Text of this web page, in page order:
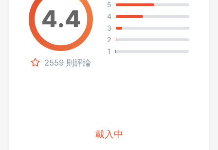
2559 則評論
5
4
3
2
1
載入中